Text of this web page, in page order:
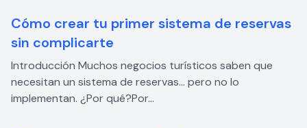
Cómo crear tu primer sistema de reservas
sin complicarte
Introducción Muchos negocios turísticos saben que
necesitan un sistema de reservas… pero no lo
implementan. ¿Por qué?Por...